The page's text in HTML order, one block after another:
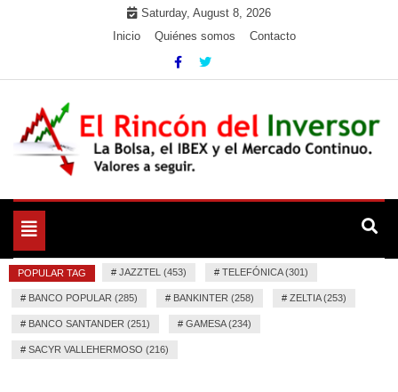
Saturday, August 8, 2026
Inicio
Quiénes somos Contacto
El Rincón del Inversor
Toggle
navigation
POPULAR TAG # JAZZTEL (453) # TELEFÓNICA (301)
# BANCO POPULAR (285) # BANKINTER (258) # ZELTIA (253)
# BANCO SANTANDER (251) # GAMESA (234)
# SACYR VALLEHERMOSO (216)